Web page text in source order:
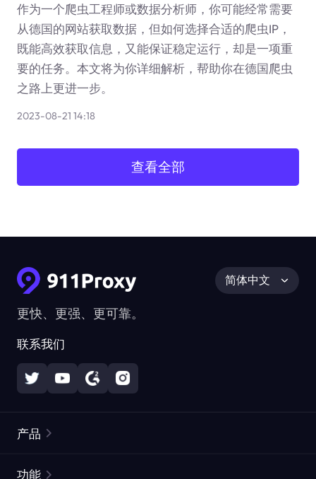
作为一个爬虫工程师或数据分析师，你可能经常需要
从德国的网站获取数据，但如何选择合适的爬虫IP，
既能高效获取信息，又能保证稳定运行，却是一项重
要的任务。本文将为你详细解析，帮助你在德国爬虫
之路上更进一步。
2023-08-21 14:18
查看全部
更快、更强、更可靠。
联系我们
简体中文
产品
功能